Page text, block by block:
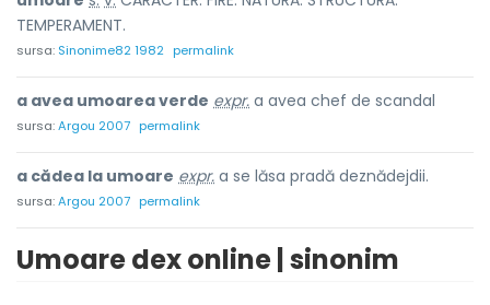
TEMPERAMENT.
sursa: Sinonime82 1982 permalink
a avea umoarea verde expr. a avea chef de scandal
sursa:Argou 2007 permalink
a cădea la umoare expr. a se lăsa pradă deznădejdii.
sursa:Argou 2007 permalink
Umoare dex online | sinonim